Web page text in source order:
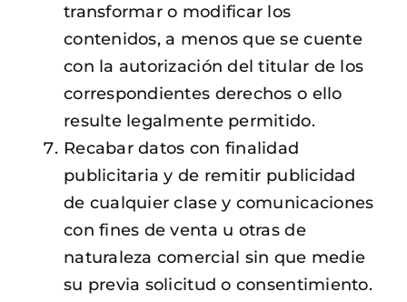
transformar o modificar los
contenidos, a menos que se cuente
con la autorización del titular de los
correspondientes derechos o ello
resulte legalmente permitido.
Recabar datos con finalidad
publicitaria y de remitir publicidad
de cualquier clase y comunicaciones
con fines de venta u otras de
naturaleza comercial sin que medie
su previa solicitud o consentimiento.